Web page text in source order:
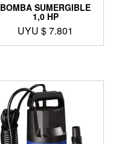
BOMBA SUMERGIBLE
1,0 HP
UYU $7.801